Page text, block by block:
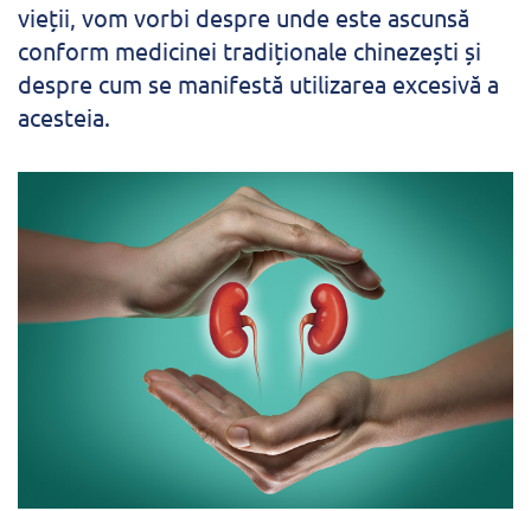
vieții, vom vorbi despre unde este ascunsă
conform medicinei tradiționale chinezești și
despre cum se manifestă utilizarea excesivă a
acesteia.